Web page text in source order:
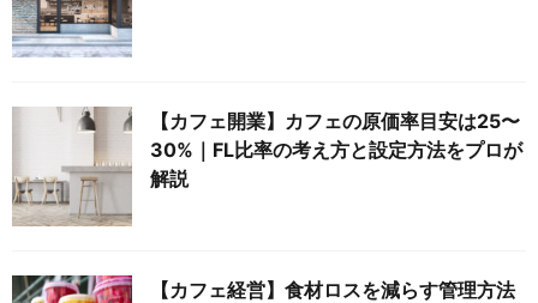
【カフェ開業】カフェの原価率目安は25〜
30%｜FL比率の考え方と設定方法をプロが
解説
【カフェ経営】食材ロスを減らす管理方法